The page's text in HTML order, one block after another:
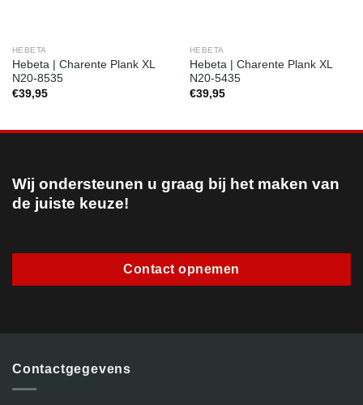
HEBETA
Hebeta | Charente Plank XL
N20-8535
€39,95
HEBETA
Hebeta | Charente Plank XL
N20-5435
€39,95
Wij ondersteunen u graag bij het maken van
de juiste keuze!
Contact opnemen
Contactgegevens